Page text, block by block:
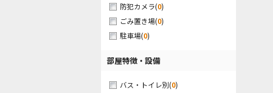
防犯カメラ(0)
ごみ置き場(0)
駐車場(0)
部屋特徴・設備
バス・トイレ別(0)